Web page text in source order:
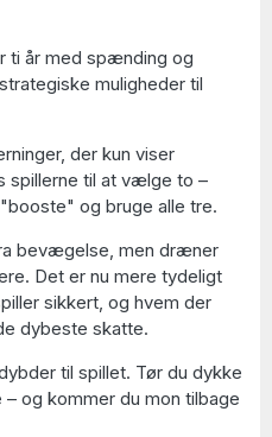
ti år med spænding og
muligheder til
der kun viser
spillerne til at vælge to –
og bruge alle tre.
bevægelse, men dræner
Det er nu mere tydeligt
sikkert, og hvem der
dybeste skatte.
til spillet. Tør du dykke
og kommer du mon tilbage